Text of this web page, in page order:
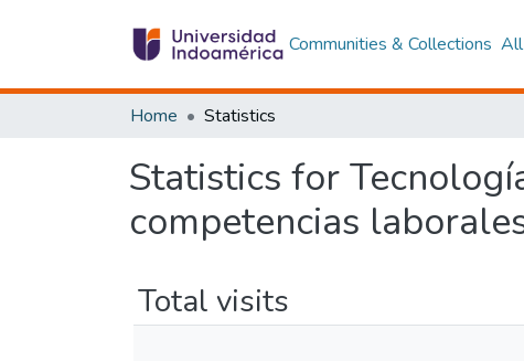
Communities & Collections
Home Statistics
Statistics for
competencias
Total visits